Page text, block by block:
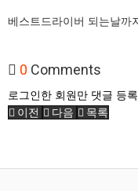
베스트드라이버 되는날까
0 Comments
로그인한 회원만 댓글 등
이전
다음 목록